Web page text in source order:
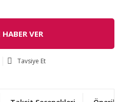
VER
Tavsiye Et